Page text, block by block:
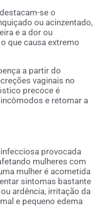
se o
ou acinzentado,
e a dor ou
que causa extremo
a partir do
vaginais no
precoce é
e retomar a
provocada
mulheres com
mulher é acometida
sintomas bastante
ardência, irritação da
e pequeno edema